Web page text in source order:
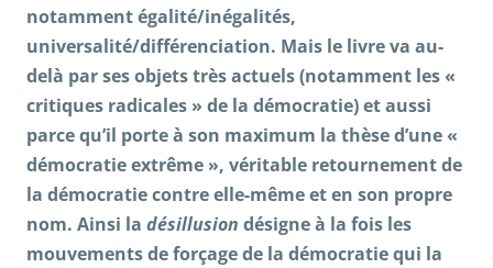
notamment égalité/inégalités,
universalité/différenciation. Mais le livre va au-
delà par ses objets très actuels (notamment les «
critiques radicales » de la démocratie) et aussi
parce qu’il porte à son maximum la thèse d’une «
démocratie extrême », véritable retournement de
la démocratie contre elle-même et en son propre
nom. Ainsi la désillusion désigne à la fois les
mouvements de forçage de la démocratie qui la